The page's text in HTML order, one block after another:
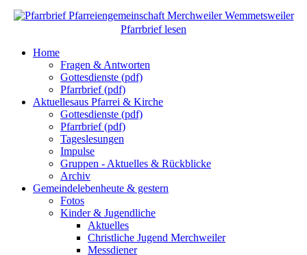
Pfarrbrief lesen
Home
Fragen & Antworten
Gottesdienste (pdf)
Pfarrbrief (pdf)
Aktuellesaus Pfarrei & Kirche
Gottesdienste (pdf)
Pfarrbrief (pdf)
Tageslesungen
Impulse
Gruppen - Aktuelles & Rückblicke
Archiv
Gemeindelebenheute & gestern
Fotos
Kinder & Jugendliche
Aktuelles
Christliche Jugend Merchweiler
Messdiener